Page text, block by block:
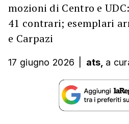
mozioni di Centro e
41 contrari; esemplari
e Carpazi
17 giugno 2026 ats, a